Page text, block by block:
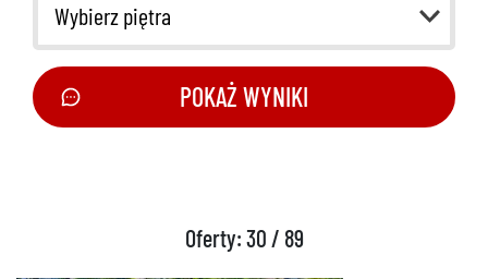
Wybierz piętra
POKAŻ WYNIKI
Oferty: 30 / 89